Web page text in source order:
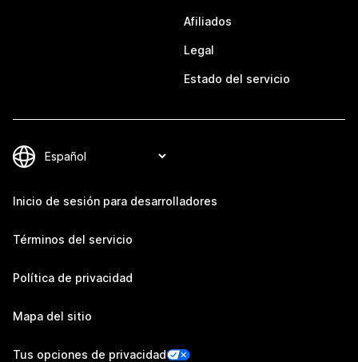
Afiliados
Legal
Estado del servicio
Inicio de sesión para desarrolladores
Términos del servicio
Política de privacidad
Mapa del sitio
Tus opciones de privacidad